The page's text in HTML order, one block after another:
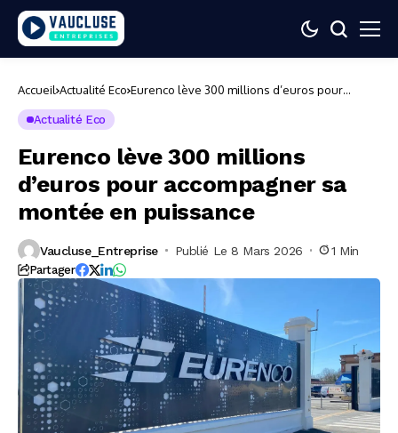
Accueil Actualité Eco Eurenco lève 300 millions d’euros pour
Actualité Eco
Eurenco lève 300 millions
d’euros pour accompagner sa
montée en puissance
Vaucluse_Entreprise Publié Le 8 Mars 2026 1 Min
Partager